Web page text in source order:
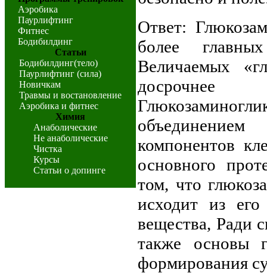
Аэробика
Паурлифтинг
Фитнес
Бодибилдинг
Статьи
Бодибилдинг(тело)
Паурлифтинг (сила)
Новичкам
Травмы и востановление
Аэробика и фитнес
Химия
Анаболические
Не анаболические
Чистка
Курсы
Статьи о допинге
Ответ:
более
Величаемых
досрочнее
компонентов
основного
том, что
исходит из его
вещества, Ради
также основы
формирования